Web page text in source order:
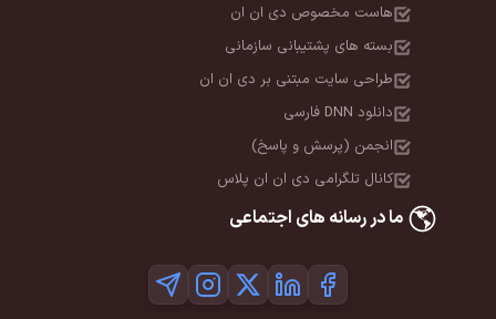
هاست مخصوص دی ان ان
بسته های پشتیبانی سازمانی
طراحی سایت مبتنی بر دی ان ان
دانلود DNN فارسی
انجمن (پرسش و پاسخ)
کانال تلگرامی دی ان ان پلاس
ما در رسانه های اجتماعی